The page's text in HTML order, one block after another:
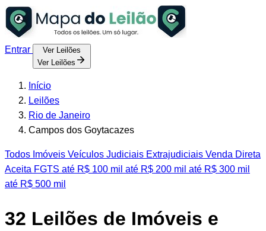
Entrar
Ver Leilões
Ver Leilões
Início
Leilões
Rio de Janeiro
Campos dos Goytacazes
Todos Imóveis Veículos Judiciais Extrajudiciais Venda Direta
Aceita FGTS até R$ 100 mil até R$ 200 mil até R$ 300 mil
até R$ 500 mil
32 Leilões de Imóveis e